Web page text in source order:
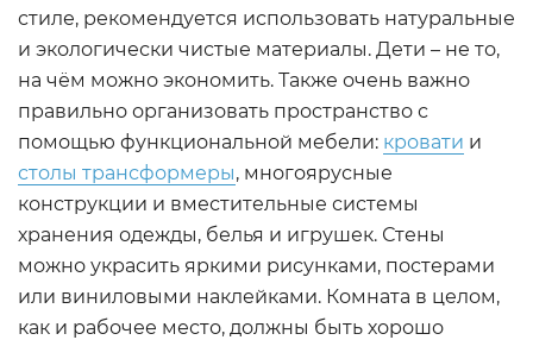
стиле, рекомендуется использовать натуральные
и экологически чистые материалы. Дети – не то,
на чём можно экономить. Также очень важно
правильно организовать пространство с
помощью функциональной мебели: кровати и
столы трансформеры, многоярусные
конструкции и вместительные системы
хранения одежды, белья и игрушек. Стены
можно украсить яркими рисунками, постерами
или виниловыми наклейками. Комната в целом,
как и рабочее место, должны быть хорошо